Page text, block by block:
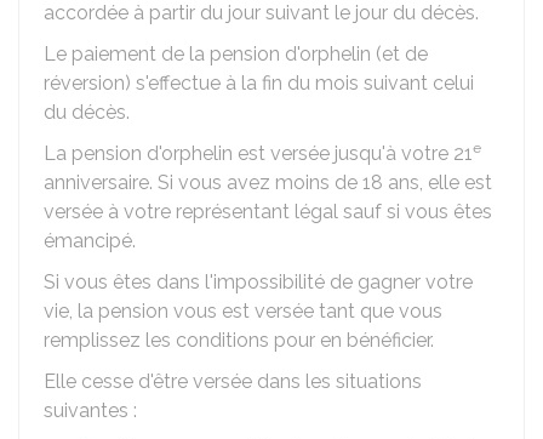
accordée à partir du jour suivant le jour du décès.
Le paiement de la pension d'orphelin (et de
réversion) s'effectue à la fin du mois suivant celui
du décès.
La pension d'orphelin est versée jusqu'à votre 21e
anniversaire. Si vous avez moins de 18 ans, elle est
versée à votre représentant légal sauf si vous êtes
émancipé.
Si vous êtes dans l'impossibilité de gagner votre
vie, la pension vous est versée tant que vous
remplissez les conditions pour en bénéficier.
Elle cesse d'être versée dans les situations
suivantes :